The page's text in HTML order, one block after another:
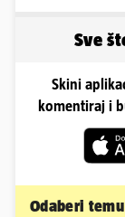
Sve
Skini
komentiraj i
Odaberi